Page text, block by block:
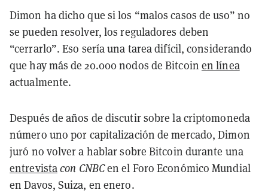
Dimon ha dicho que si los “malos casos de uso” no
se pueden resolver, los reguladores deben
“cerrarlo”. Eso sería una tarea difícil, considerando
que hay más de 20.000 nodos de Bitcoin en línea
actualmente.
Después de años de discutir sobre la criptomoneda
número uno por capitalización de mercado, Dimon
juró no volver a hablar sobre Bitcoin durante una
entrevistacon CNBCen el Foro Económico Mundial
en Davos, Suiza, en enero.